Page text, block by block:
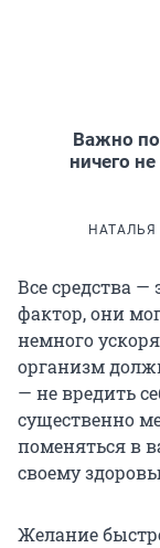
Важно
ничего
Все средства
фактор, они
немного
организм
— не вредить
существенно
поменяться в
своему
Желание